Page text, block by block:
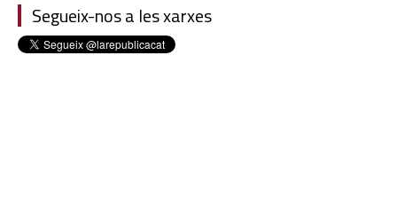
Segueix-nos a les xarxes